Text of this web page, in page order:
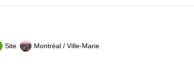
Site
Montréal / Ville-Marie